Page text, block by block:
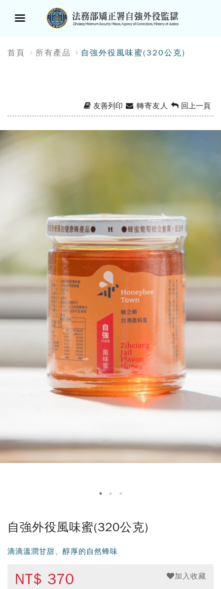
單
首頁 所有產品 自強外役風味蜜(320公克)
友善列印 轉寄友人 回上一頁
自強外役風味蜜(320公克)
滴滴溫潤甘甜、醇厚的自然蜂味
NT$ 370 加入收藏